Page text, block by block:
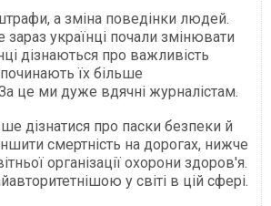
а зміна поведінки людей.
українці почали змінювати
дізнаються про важливість
їх більше
це ми дуже вдячні журналістам.
дізнатися про паски безпеки й
смертність на дорогах, нижче
організації охорони здоров'я.
у світі в цій сфері.